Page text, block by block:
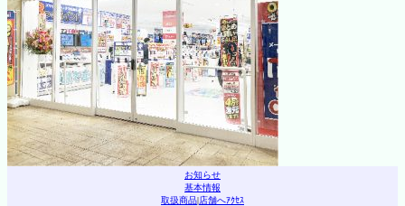
お知らせ
基本情報
取扱商品|店舗へｱｸｾｽ